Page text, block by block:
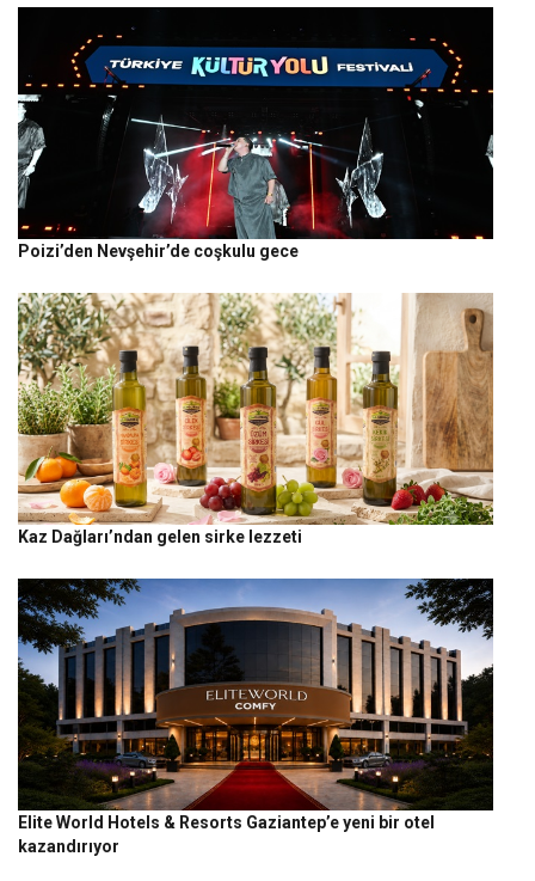
Poizi’den Nevşehir’de coşkulu gece
Kaz Dağları’ndan gelen sirke lezzeti
Elite World Hotels & Resorts Gaziantep’e yeni bir otel
kazandırıyor